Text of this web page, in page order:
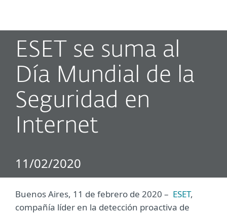
ESET se suma al
Día Mundial de la
Seguridad en
Internet
11/02/2020
Buenos Aires, 11 de febrero de 2020 – ESET,
compañía líder en la detección proactiva de